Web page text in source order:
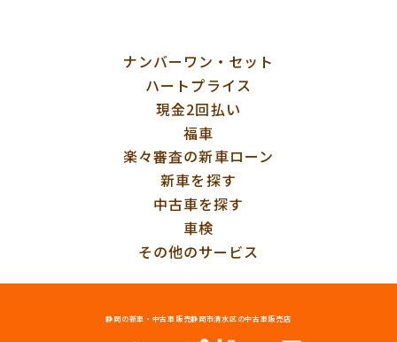
ナンバーワン・セット
ハートプライス
現金2回払い
福車
楽々審査の新車ローン
新車を探す
中古車を探す
車検
その他のサービス
静岡の新車・中古車販売静岡市清水区の中古車販売店